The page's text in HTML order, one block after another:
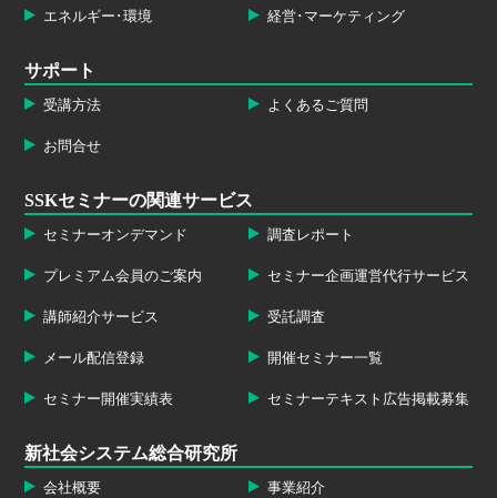
エネルギー･環境 経営･マーケティング
サポート
受講方法 よくあるご質問
お問合せ
SSKセミナーの関連サービス
セミナーオンデマンド 調査レポート
プレミアム会員のご案内 セミナー企画運営代行サービス
講師紹介サービス 受託調査
メール配信登録 開催セミナー一覧
セミナー開催実績表 セミナーテキスト広告掲載募集
新社会システム総合研究所
会社概要 事業紹介